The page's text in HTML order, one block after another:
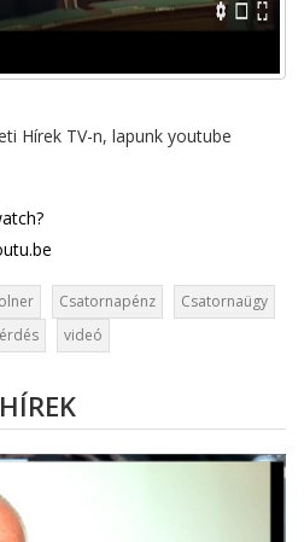
Hírek TV-n, lapunk youtube
Csatornapénz
Csatornaügy
videó